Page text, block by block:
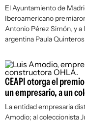
El Ayuntamiento de
Iberoamericano
Antonio Pérez Simón, y a
argentina Paula
CEAPI otorga el
un empresario, a un
La entidad empresaria
Amodio; al coleccionista